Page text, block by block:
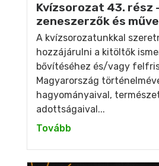
Kvízsorozat 43. rész
zeneszerzők és
A kvízsorozatunkkal
hozzájárulni a kitöltők
bővítéséhez és/vagy
Magyarország
hagyományaival,
adottságaival...
Tovább